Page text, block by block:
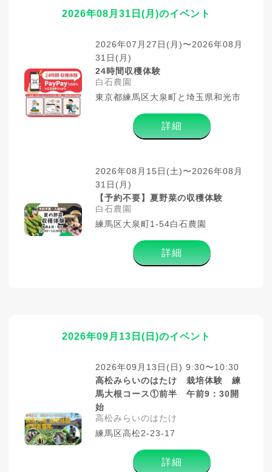
2026年08月31日(月)のイベント
2026年07月27日(月)〜2026年08月
31日(月)
24時間収穫体験
白石農園
東京都練馬区大泉町と埼玉県和光市
詳細
2026年08月15日(土)〜2026年08月
31日(月)
【予約不要】夏野菜の収穫体験
白石農園
練馬区大泉町1-54白石農園
詳細
2026年09月13日(日)のイベント
2026年09月13日(日) 9:30〜10:30
高松みらいのはたけ 栽培体験 練
馬大根コース①前半 午前9：30開
始
高松みらいのはたけ
練馬区高松2-23-17
詳細